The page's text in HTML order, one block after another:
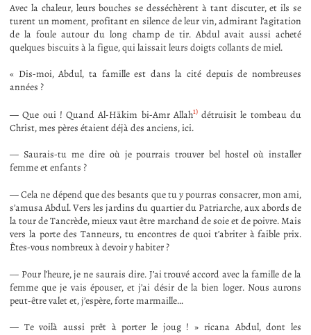
Avec la chaleur, leurs bouches se desséchèrent à tant discuter, et ils se
turent un moment, profitant en silence de leur vin, admirant l’agitation
de la foule autour du long champ de tir. Abdul avait aussi acheté
quelques biscuits à la figue, qui laissait leurs doigts collants de miel.
« Dis-moi, Abdul, ta famille est dans la cité depuis de nombreuses
années ?
— Que oui ! Quand Al-Hākim bi-Amr Allah1)détruisit le tombeau du
Christ, mes pères étaient déjà des anciens, ici.
— Saurais-tu me dire où je pourrais trouver bel hostel où installer
femme et enfants ?
— Cela ne dépend que des besants que tu y pourras consacrer, mon ami,
s’amusa Abdul. Vers les jardins du quartier du Patriarche, aux abords de
la tour de Tancrède, mieux vaut être marchand de soie et de poivre. Mais
vers la porte des Tanneurs, tu encontres de quoi t’abriter à faible prix.
Êtes-vous nombreux à devoir y habiter ?
— Pour l’heure, je ne saurais dire. J’ai trouvé accord avec la famille de la
femme que je vais épouser, et j’ai désir de la bien loger. Nous aurons
peut-être valet et, j’espère, forte marmaille…
— Te voilà aussi prêt à porter le joug ! » ricana Abdul, dont les